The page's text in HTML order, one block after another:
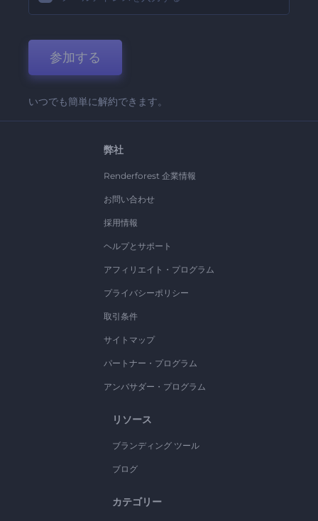
参加する
いつでも簡単に解約できます。
弊社
Renderforest 企業情報
お問い合わせ
採用情報
ヘルプとサポート
アフィリエイト・プログラム
プライバシーポリシー
取引条件
サイトマップ
パートナー・プログラム
アンバサダー・プログラム
リソース
ブランディング ツール
ブログ
カテゴリー